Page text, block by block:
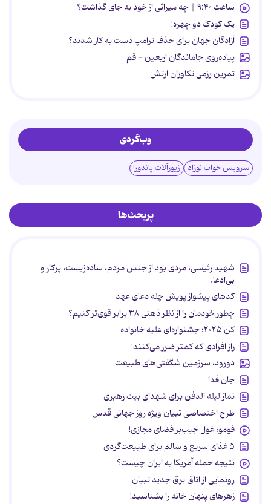
ساعت ۹:۴۰ | چه میراثی از خود به جای گذاشت؟
یک کودک دو چهره!
آزادگان جهان برای حذف ترامپ دست به کار شدند؟
پیاده‌روی جاماندگان اربعین - قم
تمرین رزمی تکاوران ارتش
وب‌گردی
سرویس خواب نوزاد زیورآلات پاندورا
پربحث‌ها
شهید رئیسی، مردی بود از جنس مردم، ساده‌زیست، پرکار و
بی‌ادعا.
کدهای پیشواز پویش چله دعای عهد
چطور خودمان را از نظر ذهنی ۳۸ برابر قوی‌تر کنیم؟
کن ۲۰۲۵؛ جشنواره‌ای علیه خانواده
راز افرادی که کمتر ضرر می‌کنند!
دورود، سرزمین شگفتی‌های طبیعت
جان فدا
نماز لیله الدفن برای شهدای بیت رهبری
طرح اختصاصی تبیان ویژه روز جهانی قدس
فومو؛ غول جیب‌بر فضای مجازی!
۵ غذای سریع و سالم برای طبیعت‌گردی
نتیجه حمله آمریکا به ایران چیست؟
رونمایی از اتاق برق جدید تبیان
زهرهای پنهان خانه را بشناسید!